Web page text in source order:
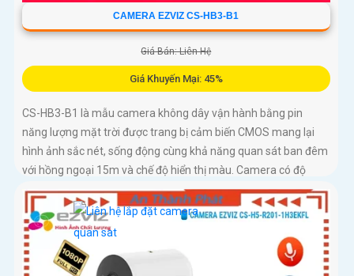
CAMERA EZVIZ CS-HB3-B1
Giá Bán: Liên Hệ
Giá Khuyến Mại: 45%
CS-HB3-B1 là mẫu camera không dây vận hành bằng pin
năng lượng mặt trời được trang bị cảm biến CMOS mang lại
hình ảnh sắc nét, sống động cùng khả năng quan sát ban đêm
với hồng ngoại 15m và chế độ hiển thị màu. Camera có độ
phân giải 3